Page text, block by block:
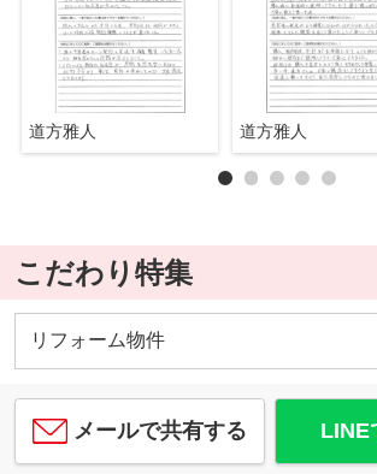
道方雅人 道方雅人
こだわり特集
リフォーム物件
メールで共有する LINE